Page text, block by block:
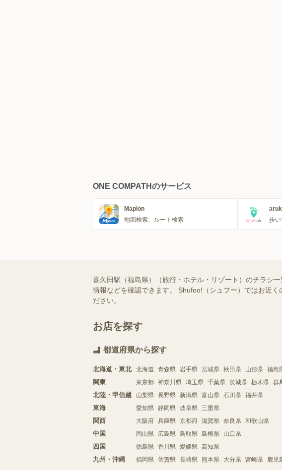
ONE COMPATHのサービス
Mapion
地図検索、ルート検索
歩
喜久田駅（福島県）（旅行・ホテル・リゾート）のチラシ
情報などを確認できます。 Shufoo!（シュフー）ではお近
ださい。
お店を探す
都道府県から探す
北海道・東北 北海道 青森県 岩手県 宮城県 秋田県 山形県 福島
関東 東京都 神奈川県 埼玉県 千葉県 茨城県 栃木県 群
北陸・甲信越 山梨県 長野県 新潟県 富山県 石川県 福井県
東海 愛知県 静岡県 岐阜県 三重県
関西 大阪府 兵庫県 京都府 滋賀県 奈良県 和歌山県
中国 岡山県 広島県 鳥取県 島根県 山口県
四国 徳島県 香川県 愛媛県 高知県
九州・沖縄 福岡県 佐賀県 長崎県 熊本県 大分県 宮崎県 鹿児